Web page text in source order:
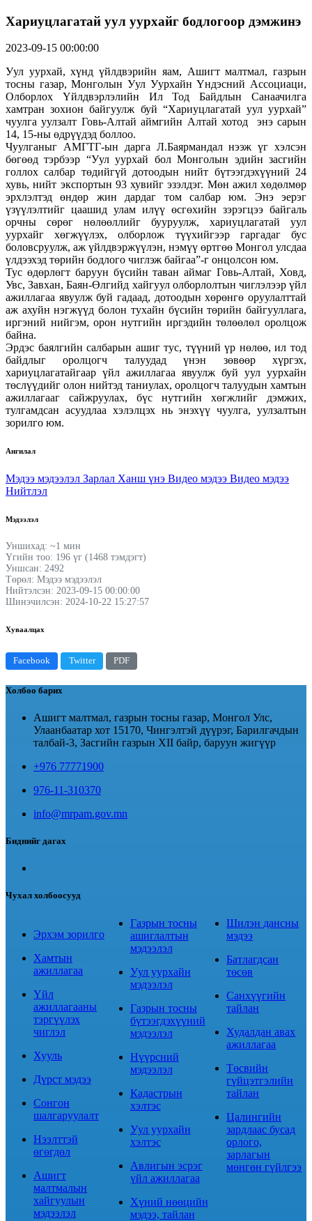
Хариуцлагатай уул уурхайг бодлогоор дэмжинэ
2023-09-15 00:00:00
Уул уурхай, хүнд үйлдвэрийн яам, Ашигт малтмал, газрын
тосны газар, Монголын Уул Уурхайн Үндэсний Ассоциаци,
Олборлох Үйлдвэрлэлийн Ил Тод Байдлын Санаачилга
хамтран зохион байгуулж буй “Хариуцлагатай уул уурхай”
чуулга уулзалт Говь-Алтай аймгийн Алтай хотод энэ сарын
14, 15-ны өдрүүдэд боллоо.
Чуулганыг АМГТГ-ын дарга Л.Баярмандал нээж үг хэлсэн
бөгөөд тэрбээр “Уул уурхай бол Монголын эдийн засгийн
голлох салбар төдийгүй дотоодын нийт бүтээгдэхүүний 24
хувь, нийт экспортын 93 хувийг эзэлдэг. Мөн ажил хөдөлмөр
эрхлэлтэд өндөр жин дардаг том салбар юм. Энэ эерэг
үзүүлэлтийг цаашид улам илүү өсгөхийн зэрэгцээ байгаль
орчны сөрөг нөлөөллийг бууруулж, хариуцлагатай уул
уурхайг хөгжүүлэх, олборлож түүхийгээр гаргадаг бус
боловсруулж, аж үйлдвэржүүлэн, нэмүү өртгөө Монгол улсдаа
үлдээхэд төрийн бодлого чиглэж байгаа”-г онцолсон юм.
Тус өдөрлөгт баруун бүсийн таван аймаг Говь-Алтай, Ховд,
Увс, Завхан, Баян-Өлгийд хайгуул олборлолтын чиглэлээр үйл
ажиллагаа явуулж буй гадаад, дотоодын хөрөнгө оруулалттай
аж ахуйн нэгжүүд болон тухайн бүсийн төрийн байгууллага,
иргэний нийгэм, орон нутгийн иргэдийн төлөөлөл оролцож
байна.
Эрдэс баялгийн салбарын ашиг тус, түүний үр нөлөө, ил тод
байдлыг оролцогч талуудад үнэн зөвөөр хүргэх,
хариуцлагатайгаар үйл ажиллагаа явуулж буй уул уурхайн
төслүүдийг олон нийтэд таниулах, оролцогч талуудын хамтын
ажиллагааг сайжруулах, бүс нутгийн хөгжлийг дэмжих,
тулгамдсан асуудлаа хэлэлцэх нь энэхүү чуулга, уулзалтын
зорилго юм.
Ангилал
Мэдээ мэдээлэл Зарлал Ханш үнэ Видео мэдээ Видео мэдээ
Нийтлэл
Мэдээлэл
Уншихад: ~1 мин
Үгийн тоо: 196 үг (1468 тэмдэгт)
Уншсан: 2492
Төрөл: Мэдээ мэдээлэл
Нийтэлсэн: 2023-09-15 00:00:00
Шинэчилсэн: 2024-10-22 15:27:57
Хуваалцах
Facebook Twitter PDF
Холбоо барих
Ашигт малтмал, газрын тосны газар, Монгол Улс,
Улаанбаатар хот 15170, Чингэлтэй дүүрэг, Барилгачдын
талбай-3, Засгийн газрын XII байр, баруун жигүүр
+976 77771900
976-11-310370
info@mrpam.gov.mn
Биднийг дагах
Чухал холбоосууд
Эрхэм зорилго
Хамтын
ажиллагаа
Үйл
ажиллагааны
тэргүүлэх
чиглэл
Хууль
Дүрст мэдээ
Сонгон
шалгаруулалт
Нээлттэй
өгөгдөл
Ашигт
малтмалын
хайгуулын
мэдээлэл
Газрын тосны
ашиглалтын
мэдээлэл
Уул уурхайн
мэдээлэл
Газрын тосны
бүтээгдэхүүний
мэдээлэл
Нүүрсний
мэдээлэл
Кадастрын
хэлтэс
Уул уурхайн
хэлтэс
Авлигын эсрэг
үйл ажиллагаа
Хүний нөөцийн
мэдээ, тайлан
Шилэн дансны
мэдээ
Батлагдсан
төсөв
Санхүүгийн
тайлан
Худалдан авах
ажиллагаа
Төсвийн
гүйцэтгэлийн
тайлан
Цалингийн
зардлаас бусад
орлого,
зарлагын
мөнгөн гүйлгээ